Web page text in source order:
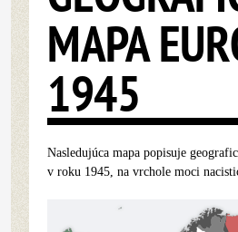
MAPA
1945
Nasledujúca mapa popisuje
v roku 1945, na vrchole moci